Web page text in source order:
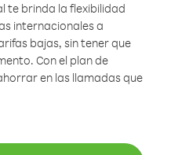
te brinda la flexibilidad
internacionales a
bajas, sin tener que
Con el plan de
en las llamadas que